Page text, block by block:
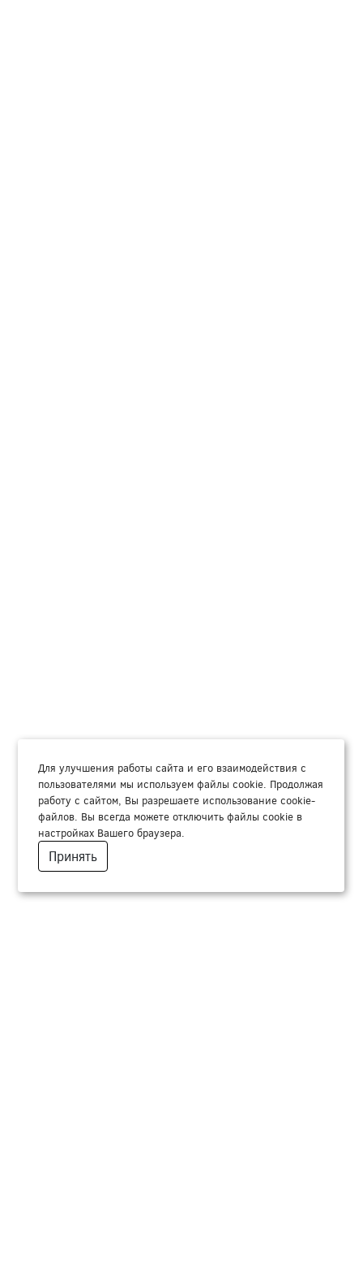
Для улучшения работы сайта и его взаимодействия с
пользователями мы используем файлы cookie. Продолжая
работу с сайтом, Вы разрешаете использование cookie-
файлов. Вы всегда можете отключить файлы cookie в
настройках Вашего браузера.
Принять